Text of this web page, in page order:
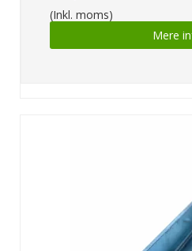
(Inkl. moms)
Mere